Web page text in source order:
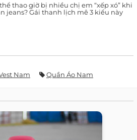
thao giờ bị nhiều chị em “xếp xó” khi
jeans? Gái thanh lịch mê 3 kiểu này
Nam Quần Áo Nam